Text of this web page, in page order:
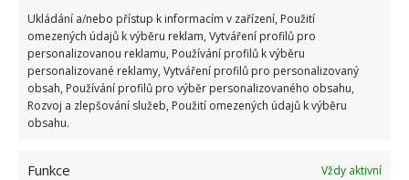
Ukládání a/nebo přístup k informacím v zařízení, Použití
omezených údajů k výběru reklam, Vytváření profilů pro
personalizovanou reklamu, Používání profilů k výběru
personalizované reklamy, Vytváření profilů pro personalizovaný
obsah, Používání profilů pro výběr personalizovaného obsahu,
Rozvoj a zlepšování služeb, Použití omezených údajů k výběru
obsahu.
Funkce
Vždy aktivní
Pro děti je tu oplocená zahrada, aby byly při svých
hrách v bezpečí. I parkoviště aut je kvůli
bezpečnému pohybu dětí mimo tento areál. Na
BydlímeÚtulně jsme pro vás sepsali také příběh
Johna a Sharon. Ti po bankrotu přišli o nemovitost, a